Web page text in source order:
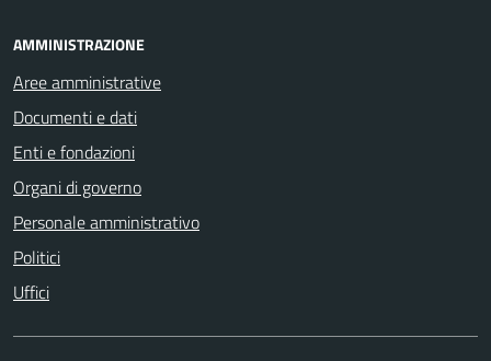
AMMINISTRAZIONE
Aree amministrative
Documenti e dati
Enti e fondazioni
Organi di governo
Personale amministrativo
Politici
Uffici